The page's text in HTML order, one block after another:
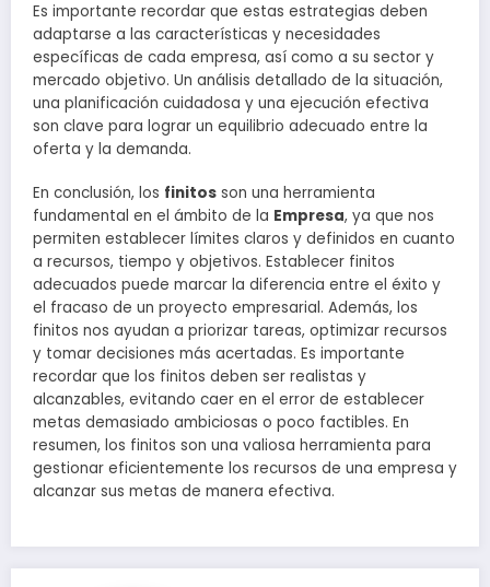
Es importante recordar que estas estrategias deben
adaptarse a las características y necesidades
específicas de cada empresa, así como a su sector y
mercado objetivo. Un análisis detallado de la situación,
una planificación cuidadosa y una ejecución efectiva
son clave para lograr un equilibrio adecuado entre la
oferta y la demanda.
En conclusión, los finitos son una herramienta
fundamental en el ámbito de la Empresa, ya que nos
permiten establecer límites claros y definidos en cuanto
a recursos, tiempo y objetivos. Establecer finitos
adecuados puede marcar la diferencia entre el éxito y
el fracaso de un proyecto empresarial. Además, los
finitos nos ayudan a priorizar tareas, optimizar recursos
y tomar decisiones más acertadas. Es importante
recordar que los finitos deben ser realistas y
alcanzables, evitando caer en el error de establecer
metas demasiado ambiciosas o poco factibles. En
resumen, los finitos son una valiosa herramienta para
gestionar eficientemente los recursos de una empresa y
alcanzar sus metas de manera efectiva.